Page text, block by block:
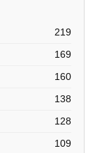
219
169
160
138
128
109